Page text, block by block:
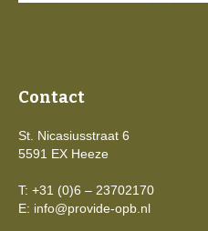
Contact
St. Nicasiusstraat 6
5591 EX Heeze
T: +31 (0)6 – 23702170
E: info@provide-opb.nl